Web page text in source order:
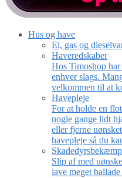
Hus og have
El, gas og
Haveredskaber
Hos Timoshop
enhver slags.
velkommen til at
Havepleje
For at holde en
nogle gange lidt
eller fjerne
havepleje så du
Slip af med
lave meget